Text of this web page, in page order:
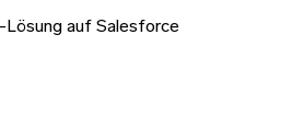
Lösung auf Salesforce